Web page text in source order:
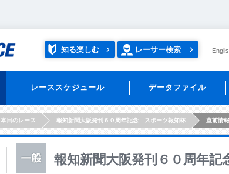
知る楽しむ レーサー検索
レーススケジュール データファイル
本日のレース 報知新聞大阪発刊６０周年記念 スポーツ報知杯 直前情報
報知新聞大阪発刊６０周年